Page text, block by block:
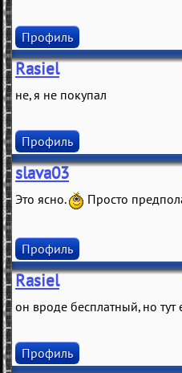
Профиль
Rasiel
не, я не покупал
Профиль
slava03
Это ясно. Просто
Профиль
Rasiel
он вроде бесплатный, но тут
Профиль